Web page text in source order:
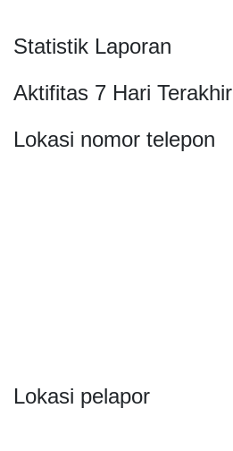
Statistik Laporan
Aktifitas 7 Hari Terakhir
Lokasi nomor telepon
Lokasi pelapor